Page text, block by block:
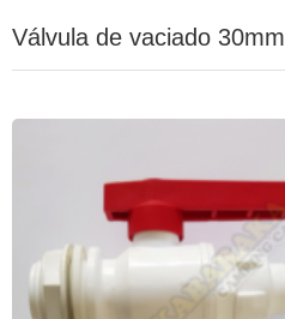
Válvula de vaciado 30mm